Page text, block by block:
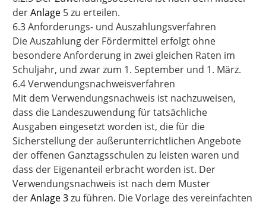
derAnlage 5zu erteilen.
6.3 Anforderungs- und Auszahlungsverfahren
Die Auszahlung der Fördermittel erfolgt ohne
besondere Anforderung in zwei gleichen Raten im
Schuljahr, und zwar zum 1. September und 1. März.
6.4 Verwendungsnachweisverfahren
Mit dem Verwendungsnachweis ist nachzuweisen,
dass die Landeszuwendung für tatsächliche
Ausgaben eingesetzt worden ist, die für die
Sicherstellung der außerunterrichtlichen Angebote
der offenen Ganztagsschulen zu leisten waren und
dass der Eigenanteil erbracht worden ist. Der
Verwendungsnachweis ist nach dem Muster
derAnlage 3zu führen. Die Vorlage des vereinfachten